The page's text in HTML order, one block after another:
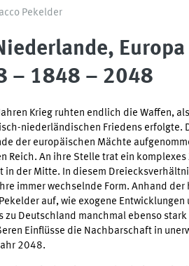
Pekelder
– 1848 – 2048
Krieg ruhten endlich die Waffen,
niederländischen Friedens erfolgte.
der europäischen Mächte
Reich. An ihre Stelle trat ein
in der Mitte. In diesem
immer wechselnde Form. Anhand
Pekelder auf, wie exogene
zu Deutschland manchmal ebenso
Einflüsse die Nachbarschaft in
2048.